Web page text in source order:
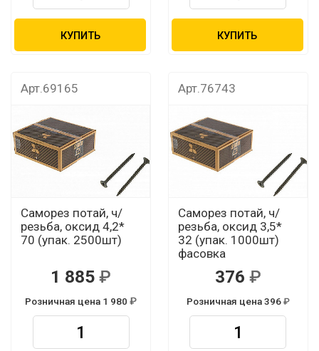
КУПИТЬ КУПИТЬ
Арт.69165
Саморез потай, ч/
резьба, оксид 4,2*
70 (упак. 2500шт)
1 885
Розничная цена 1 980
Арт.76743
Саморез потай, ч/
резьба, оксид 3,5*
32 (упак. 1000шт)
фасовка
376
Розничная цена 396